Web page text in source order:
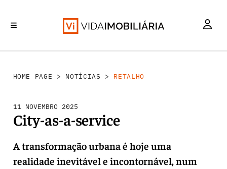
HOME PAGE > NOTÍCIAS > RETALHO
11 NOVEMBRO 2025
City-as-a-service
A transformação urbana é hoje uma
realidade inevitável e incontornável, num